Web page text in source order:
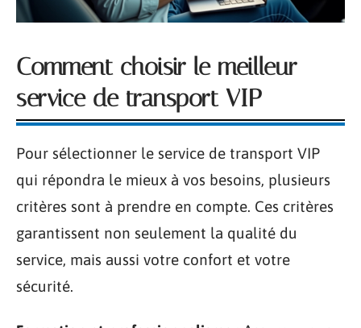
Comment choisir le meilleur
service de transport VIP
Pour sélectionner le service de transport VIP
qui répondra le mieux à vos besoins, plusieurs
critères sont à prendre en compte. Ces critères
garantissent non seulement la qualité du
service, mais aussi votre confort et votre
sécurité.